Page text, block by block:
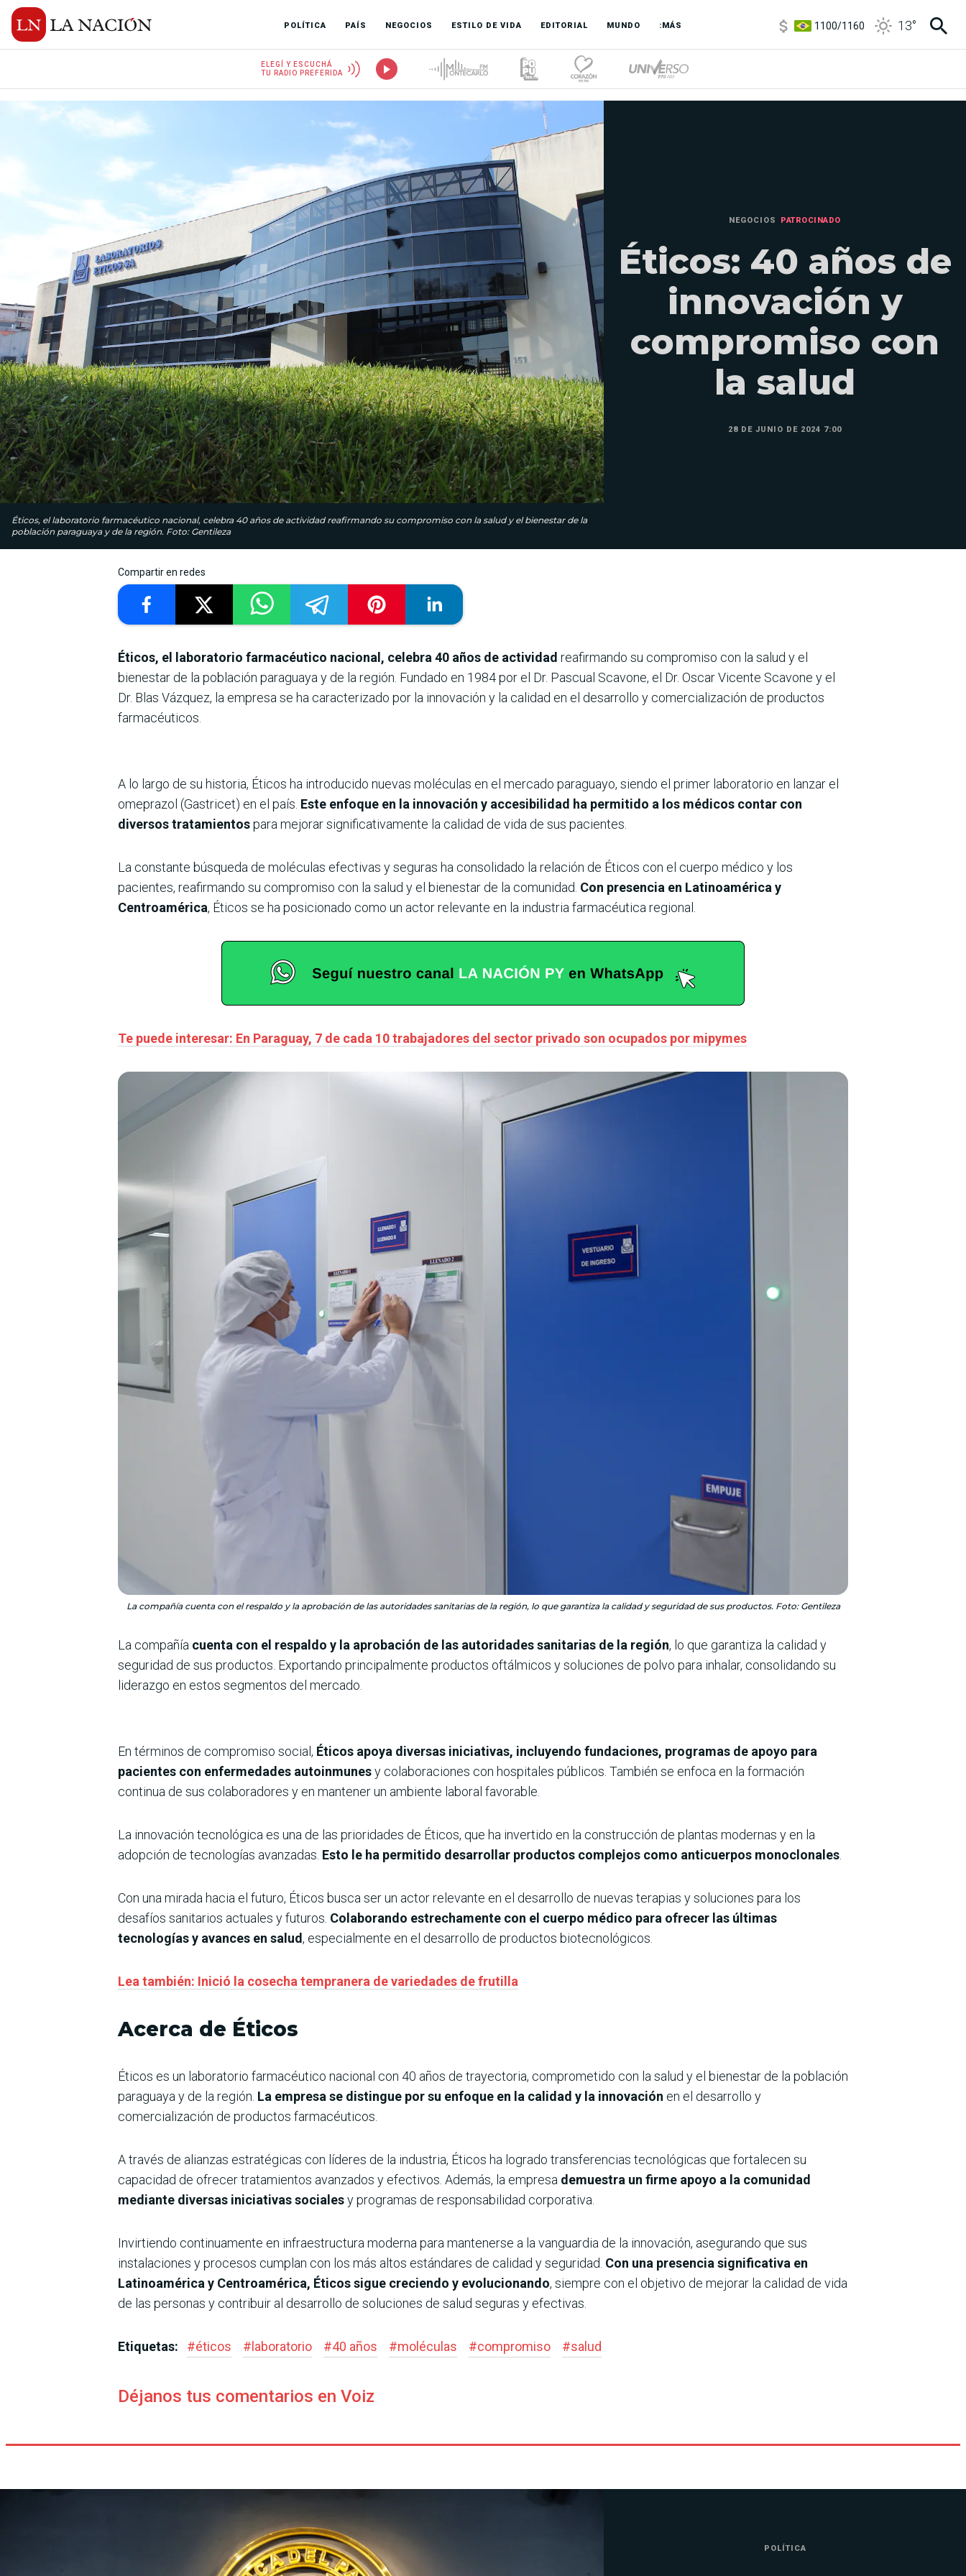
POLÍTICA PAÍS NEGOCIOS ESTILO DE VIDA EDITORIAL MUNDO :MÁS
3,8/4
13°
ELEGÍ Y ESCUCHÁ
TU RADIO PREFERIDA
Éticos, el laboratorio farmacéutico nacional, celebra 40 años de actividad reafirmando su compromiso con la salud y el bienestar de la
población paraguaya y de la región. Foto: Gentileza
NEGOCIOS PATROCINADO
Éticos: 40 años de
innovación y
compromiso con
la salud
28 DE JUNIO DE 2024 7:00
Compartir en redes
Éticos, el laboratorio farmacéutico nacional, celebra 40 años de actividad reafirmando su compromiso con la salud y el
bienestar de la población paraguaya y de la región. Fundado en 1984 por el Dr. Pascual Scavone, el Dr. Oscar Vicente Scavone y el
Dr. Blas Vázquez, la empresa se ha caracterizado por la innovación y la calidad en el desarrollo y comercialización de productos
farmacéuticos.
A lo largo de su historia, Éticos ha introducido nuevas moléculas en el mercado paraguayo, siendo el primer laboratorio en lanzar el
omeprazol (Gastricet) en el país. Este enfoque en la innovación y accesibilidad ha permitido a los médicos contar con
diversos tratamientospara mejorar significativamente la calidad de vida de sus pacientes.
La constante búsqueda de moléculas efectivas y seguras ha consolidado la relación de Éticos con el cuerpo médico y los
pacientes, reafirmando su compromiso con la salud y el bienestar de la comunidad. Con presencia en Latinoamérica y
Centroamérica, Éticos se ha posicionado como un actor relevante en la industria farmacéutica regional.
Te puede interesar: En Paraguay, 7 de cada 10 trabajadores del sector privado son ocupados por mipymes
La compañía cuenta con el respaldo y la aprobación de las autoridades sanitarias de la región, lo que garantiza la calidad y seguridad de sus productos. Foto: Gentileza
La compañía cuenta con el respaldo y la aprobación de las autoridades sanitarias de la región, lo que garantiza la calidad y
seguridad de sus productos. Exportando principalmente productos oftálmicos y soluciones de polvo para inhalar, consolidando su
liderazgo en estos segmentos del mercado.
En términos de compromiso social, Éticos apoya diversas iniciativas, incluyendo fundaciones, programas de apoyo para
pacientes con enfermedades autoinmunesy colaboraciones con hospitales públicos. También se enfoca en la formación
continua de sus colaboradores y en mantener un ambiente laboral favorable.
La innovación tecnológica es una de las prioridades de Éticos, que ha invertido en la construcción de plantas modernas y en la
adopción de tecnologías avanzadas. Esto le ha permitido desarrollar productos complejos como anticuerpos monoclonales
Con una mirada hacia el futuro, Éticos busca ser un actor relevante en el desarrollo de nuevas terapias y soluciones para los
desafíos sanitarios actuales y futuros. Colaborando estrechamente con el cuerpo médico para ofrecer las últimas
tecnologías y avances en salud, especialmente en el desarrollo de productos biotecnológicos.
Lea también: Inició la cosecha tempranera de variedades de frutilla
Acerca de Éticos
Éticos es un laboratorio farmacéutico nacional con 40 años de trayectoria, comprometido con la salud y el bienestar de la población
paraguaya y de la región. La empresa se distingue por su enfoque en la calidad y la innovación en el desarrollo y
comercialización de productos farmacéuticos.
A través de alianzas estratégicas con líderes de la industria, Éticos ha logrado transferencias tecnológicas que fortalecen su
capacidad de ofrecer tratamientos avanzados y efectivos. Además, la empresa demuestra un firme apoyo a la comunidad
mediante diversas iniciativas socialesy programas de responsabilidad corporativa.
Invirtiendo continuamente en infraestructura moderna para mantenerse a la vanguardia de la innovación, asegurando que sus
instalaciones y procesos cumplan con los más altos estándares de calidad y seguridad. Con una presencia significativa en
Latinoamérica y Centroamérica, Éticos sigue creciendo y evolucionando, siempre con el objetivo de mejorar la calidad de vida
de las personas y contribuir al desarrollo de soluciones de salud seguras y efectivas.
Etiquetas: #éticos #laboratorio #40 años #moléculas #compromiso #salud
Déjanos tus comentarios en Voiz
POLÍTICA